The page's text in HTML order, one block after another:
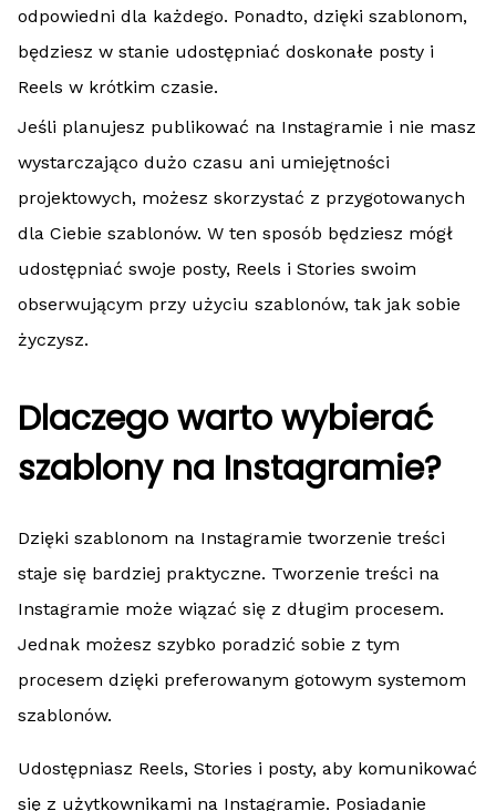
odpowiedni dla każdego. Ponadto, dzięki szablonom,
będziesz w stanie udostępniać doskonałe posty i
Reels w krótkim czasie.
Jeśli planujesz publikować na Instagramie i nie masz
wystarczająco dużo czasu ani umiejętności
projektowych, możesz skorzystać z przygotowanych
dla Ciebie szablonów. W ten sposób będziesz mógł
udostępniać swoje posty, Reels i Stories swoim
obserwującym przy użyciu szablonów, tak jak sobie
życzysz.
Dlaczego warto wybierać
szablony na Instagramie?
Dzięki szablonom na Instagramie tworzenie treści
staje się bardziej praktyczne. Tworzenie treści na
Instagramie może wiązać się z długim procesem.
Jednak możesz szybko poradzić sobie z tym
procesem dzięki preferowanym gotowym systemom
szablonów.
Udostępniasz Reels, Stories i posty, aby komunikować
się z użytkownikami na Instagramie. Posiadanie